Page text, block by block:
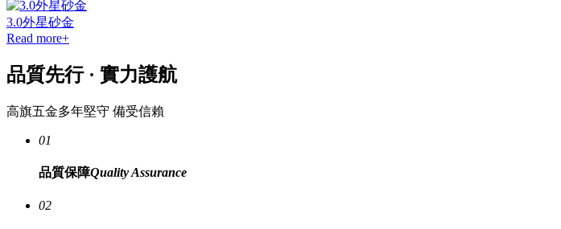
3.0外星砂金
Read more+
品質先行 實力護航